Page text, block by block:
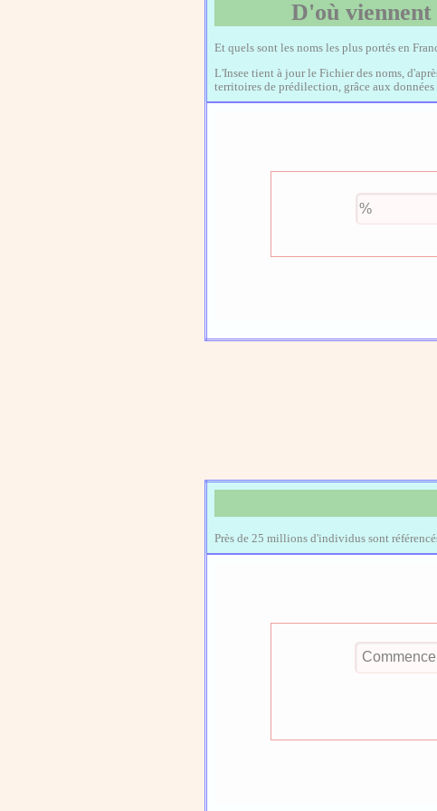
D'où
Et quels sont les noms les plus portés en
L'Insee tient à jour le Fichier des noms,
territoires de prédilection, grâce aux
Près de 25 millions d'individus sont